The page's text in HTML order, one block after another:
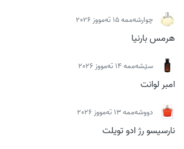
چوارشەممە 15 تەمووز 2026
هرمس بارنیا
سێشەممە 14 تەمووز 2026
امبر لوانت
دووشەممە 13 تەمووز 2026
نارسیسو رژ ادو تویلت